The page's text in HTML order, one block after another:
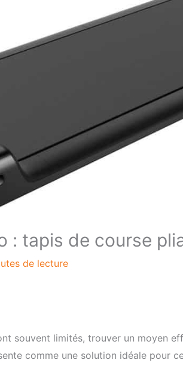
: tapis de course
de lecture
souvent limités, trouver un moyen
comme une solution idéale pour